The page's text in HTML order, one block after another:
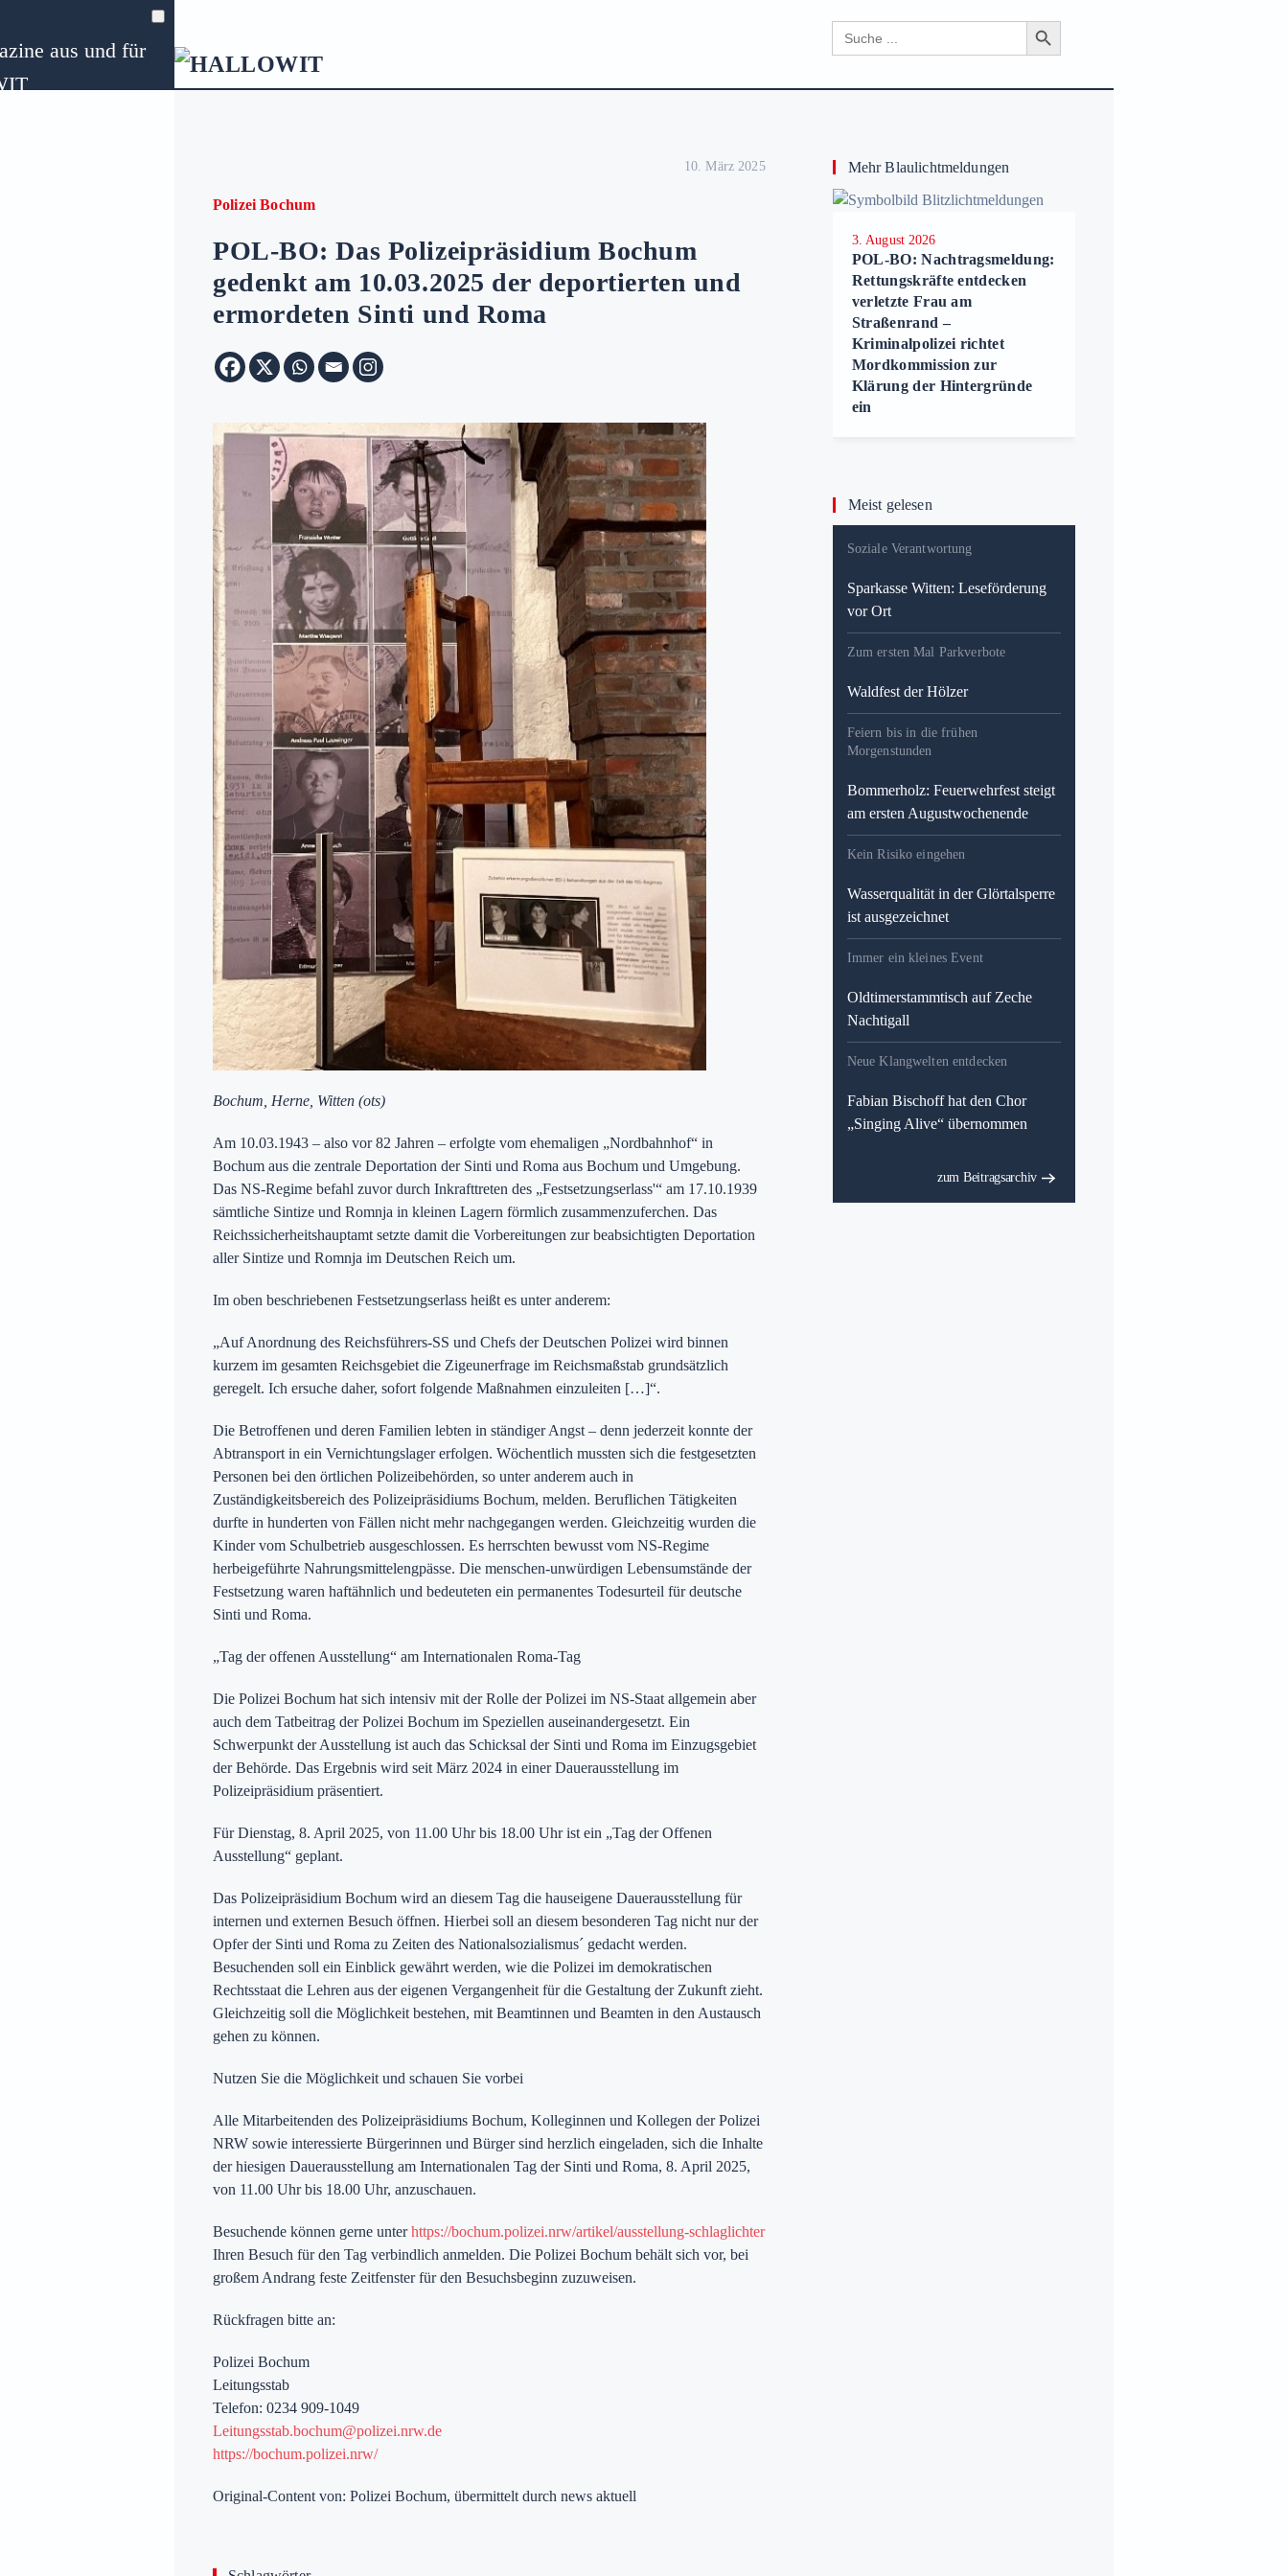
Zum Hauptinhalt springen
Search
for:
Search Button
aus und für
10. März 2025
Polizei Bochum
POL-BO: Das Polizeipräsidium Bochum
gedenkt am 10.03.2025 der deportierten und
ermordeten Sinti und Roma
Bochum, Herne, Witten (ots)
Am 10.03.1943 – also vor 82 Jahren – erfolgte vom ehemaligen „Nordbahnhof“ in
Bochum aus die zentrale Deportation der Sinti und Roma aus Bochum und Umgebung.
Das NS-Regime befahl zuvor durch Inkrafttreten des „Festsetzungserlass'“ am 17.10.1939
sämtliche Sintize und Romnja in kleinen Lagern förmlich zusammenzuferchen. Das
Reichssicherheitshauptamt setzte damit die Vorbereitungen zur beabsichtigten Deportation
aller Sintize und Romnja im Deutschen Reich um.
Im oben beschriebenen Festsetzungserlass heißt es unter anderem:
„Auf Anordnung des Reichsführers-SS und Chefs der Deutschen Polizei wird binnen
kurzem im gesamten Reichsgebiet die Zigeunerfrage im Reichsmaßstab grundsätzlich
geregelt. Ich ersuche daher, sofort folgende Maßnahmen einzuleiten […]“.
Die Betroffenen und deren Familien lebten in ständiger Angst – denn jederzeit konnte der
Abtransport in ein Vernichtungslager erfolgen. Wöchentlich mussten sich die festgesetzten
Personen bei den örtlichen Polizeibehörden, so unter anderem auch in
Zuständigkeitsbereich des Polizeipräsidiums Bochum, melden. Beruflichen Tätigkeiten
durfte in hunderten von Fällen nicht mehr nachgegangen werden. Gleichzeitig wurden die
Kinder vom Schulbetrieb ausgeschlossen. Es herrschten bewusst vom NS-Regime
herbeigeführte Nahrungsmittelengpässe. Die menschen-unwürdigen Lebensumstände der
Festsetzung waren haftähnlich und bedeuteten ein permanentes Todesurteil für deutsche
Sinti und Roma.
„Tag der offenen Ausstellung“ am Internationalen Roma-Tag
Die Polizei Bochum hat sich intensiv mit der Rolle der Polizei im NS-Staat allgemein aber
auch dem Tatbeitrag der Polizei Bochum im Speziellen auseinandergesetzt. Ein
Schwerpunkt der Ausstellung ist auch das Schicksal der Sinti und Roma im Einzugsgebiet
der Behörde. Das Ergebnis wird seit März 2024 in einer Dauerausstellung im
Polizeipräsidium präsentiert.
Für Dienstag, 8. April 2025, von 11.00 Uhr bis 18.00 Uhr ist ein „Tag der Offenen
Ausstellung“ geplant.
Das Polizeipräsidium Bochum wird an diesem Tag die hauseigene Dauerausstellung für
internen und externen Besuch öffnen. Hierbei soll an diesem besonderen Tag nicht nur der
Opfer der Sinti und Roma zu Zeiten des Nationalsozialismus´ gedacht werden.
Besuchenden soll ein Einblick gewährt werden, wie die Polizei im demokratischen
Rechtsstaat die Lehren aus der eigenen Vergangenheit für die Gestaltung der Zukunft zieht.
Gleichzeitig soll die Möglichkeit bestehen, mit Beamtinnen und Beamten in den Austausch
gehen zu können.
Nutzen Sie die Möglichkeit und schauen Sie vorbei
Alle Mitarbeitenden des Polizeipräsidiums Bochum, Kolleginnen und Kollegen der Polizei
NRW sowie interessierte Bürgerinnen und Bürger sind herzlich eingeladen, sich die Inhalte
der hiesigen Dauerausstellung am Internationalen Tag der Sinti und Roma, 8. April 2025,
von 11.00 Uhr bis 18.00 Uhr, anzuschauen.
Besuchende können gerne unterhttps://bochum.polizei.nrw/artikel/ausstellung-schlaglichter
Ihren Besuch für den Tag verbindlich anmelden. Die Polizei Bochum behält sich vor, bei
großem Andrang feste Zeitfenster für den Besuchsbeginn zuzuweisen.
Rückfragen bitte an:
Polizei Bochum
Leitungsstab
Telefon: 0234 909-1049
Leitungsstab.bochum@polizei.nrw.de
https://bochum.polizei.nrw/
Original-Content von: Polizei Bochum, übermittelt durch news aktuell
Mehr Blaulichtmeldungen
3. August 2026
POL-BO: Nachtragsmeldung:
Rettungskräfte entdecken
verletzte Frau am
Straßenrand –
Kriminalpolizei richtet
Mordkommission zur
Klärung der Hintergründe
ein
Meist gelesen
Soziale Verantwortung
Sparkasse Witten: Leseförderung
vor Ort
Zum ersten Mal Parkverbote
Waldfest der Hölzer
Feiern bis in die frühen
Morgenstunden
Bommerholz: Feuerwehrfest steigt
am ersten Augustwochenende
Kein Risiko eingehen
Wasserqualität in der Glörtalsperre
ist ausgezeichnet
Immer ein kleines Event
Oldtimerstammtisch auf Zeche
Nachtigall
Neue Klangwelten entdecken
Fabian Bischoff hat den Chor
„Singing Alive“ übernommen
zum Beitragsarchiv